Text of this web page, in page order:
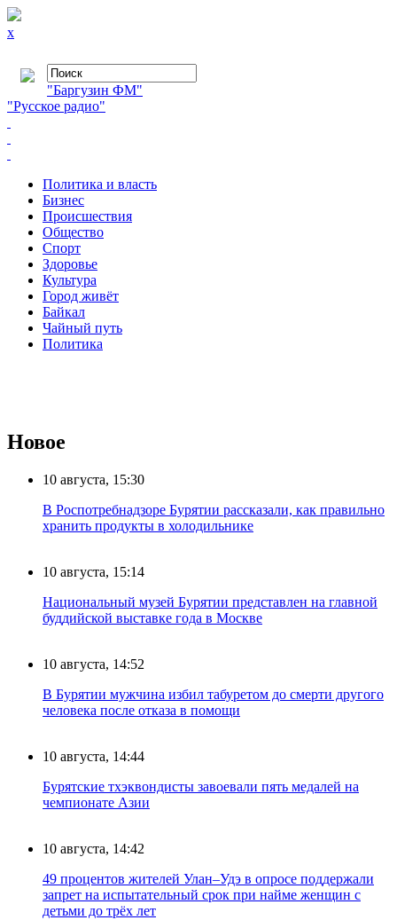
x
"Баргузин ФМ"
"Русское радио"
Политика и власть
Бизнес
Происшествия
Общество
Cпорт
Здоровье
Культура
Город живёт
Байкал
Чайный путь
Политика
Новое
10 августа, 15:30
В Роспотребнадзоре Бурятии рассказали, как правильно
хранить продукты в холодильнике
10 августа, 15:14
Национальный музей Бурятии представлен на главной
буддийской выставке года в Москве
10 августа, 14:52
В Бурятии мужчина избил табуретом до смерти другого
человека после отказа в помощи
10 августа, 14:44
Бурятские тхэквондисты завоевали пять медалей на
чемпионате Азии
10 августа, 14:42
49 процентов жителей Улан–Удэ в опросе поддержали
запрет на испытательный срок при найме женщин с
детьми до трёх лет